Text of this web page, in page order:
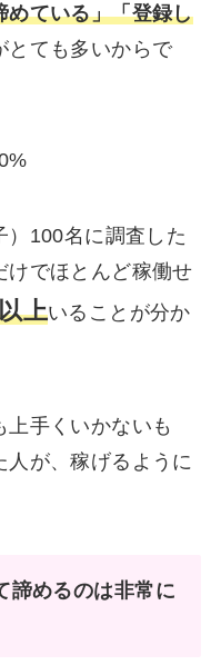
めている」「登録し
とても多いからで
）100名に調査した
けでほとんど稼働せ
上いることが分か
上手くいかないも
人が、稼げるように
諦めるのは非常に